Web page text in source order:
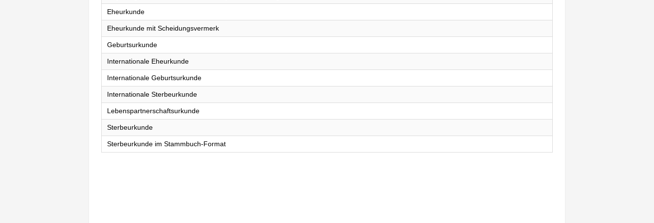
Eheurkunde
Eheurkunde mit Scheidungsvermerk
Geburtsurkunde
Internationale Eheurkunde
Internationale Geburtsurkunde
Internationale Sterbeurkunde
Lebenspartnerschaftsurkunde
Sterbeurkunde
Sterbeurkunde im Stammbuch-Format